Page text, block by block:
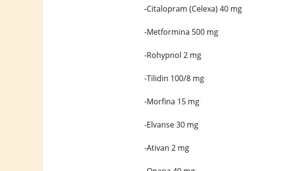
-Citalopram (Celexa) 40 mg
-Metformina 500 mg
-Rohypnol 2 mg
-Tilidin 100/8 mg
-Morfina 15 mg
-Elvanse 30 mg
-Ativan 2 mg